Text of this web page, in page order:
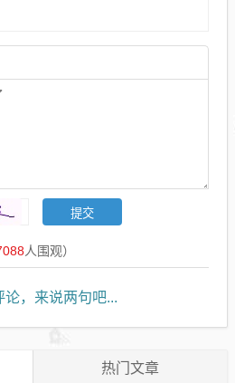
人围观）
论，来说两句吧...
热门文章